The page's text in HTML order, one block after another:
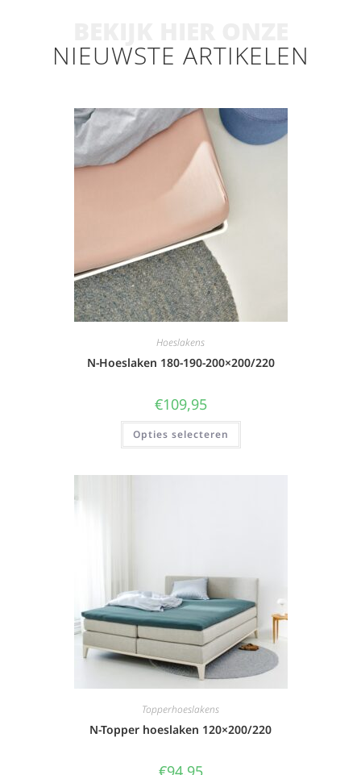
NIEUWSTE ARTIKELEN
Hoeslakens
N-Hoeslaken 180-190-200×200/220
€109,95
Opties selecteren
Topperhoeslakens
N-Topper hoeslaken 120×200/220
€94,95